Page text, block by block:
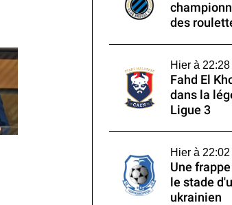
des
Hier à 22:28
Fahd El
dans la
Ligue 3
Hier à 22:02
Une
le stade
ukrainien